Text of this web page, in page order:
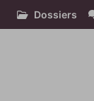
Dossiers